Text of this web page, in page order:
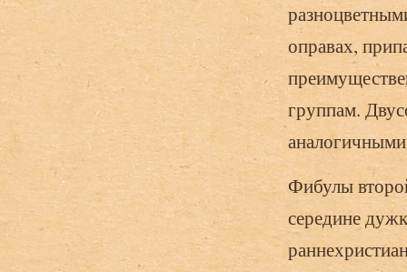
оправах,
группам.
Фибулы
середине